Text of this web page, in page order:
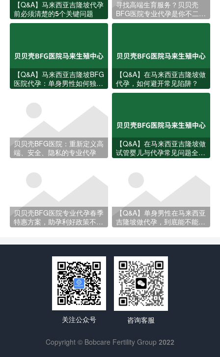
【Q&A】马来西亚吉隆坡代孕
前必须清楚的5个关键问题
寻找高端生育服务？贝贝壳
BFG医院专业代孕是你不二的
选择
【Q&A】马来西亚吉隆坡BFG
医院代孕：单身男性如何独立
一次说清
【Q&A】在马来西亚吉隆坡做
代孕，如何避开常见陷阱？
贝贝壳BFG医院：重新定义高
端、安全、隐私的专业代孕
【Q&A】在马来西亚吉隆坡做
试管婴儿与代孕常见问题全解
贝贝壳BFG医院专业代孕春季
特惠方案，助孕利好政策不容
【Q&A】单身男性在马来西亚
吉隆坡做代孕，到底能不能
关注公众号 咨询客服
Copyright © Bobcare Fertility Group 2022